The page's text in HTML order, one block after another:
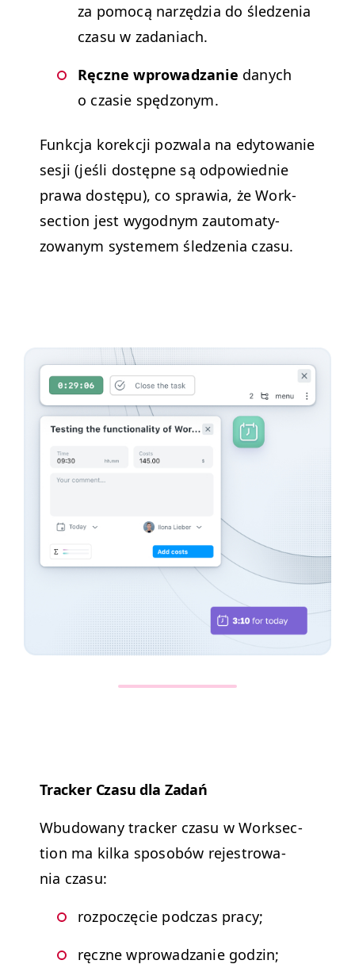
za pomocą narzędzia do śledzenia
cza­su w zadaniach.
Ręczne wprowadzanie danych
o cza­sie spędzonym.
Funkc­ja korekcji pozwala na edy­towanie
sesji (jeśli dostęp­ne są odpowied­nie
prawa dostępu), co spraw­ia, że Work­
sec­tion jest wygod­nym zau­tomaty­
zowanym sys­te­mem śledzenia czasu.
Track­er Cza­su dla Zadań
Wbu­dowany track­er cza­su w Work­sec­
tion ma kil­ka sposobów reje­strowa­
nia czasu:
rozpoczę­cie pod­czas pracy;
ręczne wprowadzanie godzin;